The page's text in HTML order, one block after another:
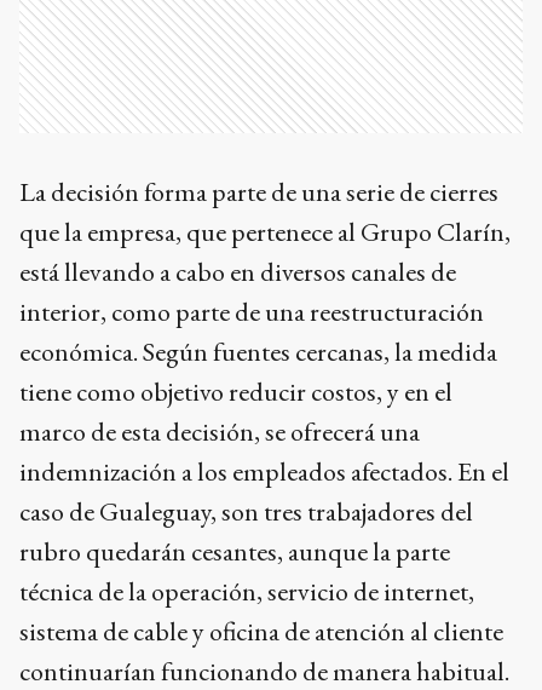
La decisión forma parte de una serie de cierres
que la empresa, que pertenece al Grupo Clarín,
está llevando a cabo en diversos canales de
interior, como parte de una reestructuración
económica. Según fuentes cercanas, la medida
tiene como objetivo reducir costos, y en el
marco de esta decisión, se ofrecerá una
indemnización a los empleados afectados. En el
caso de Gualeguay, son tres trabajadores del
rubro quedarán cesantes, aunque la parte
técnica de la operación, servicio de internet,
sistema de cable y oficina de atención al cliente
continuarían funcionando de manera habitual.